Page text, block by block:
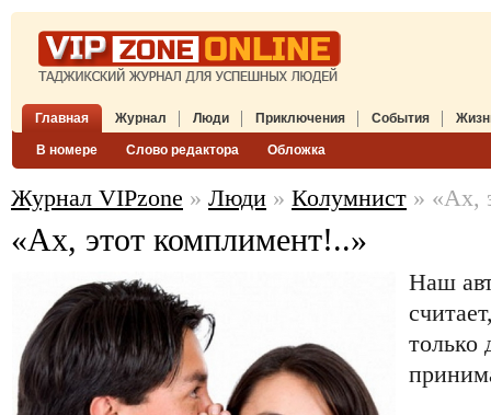
Главная Журнал
В номере Слово редактора Обложка
Люди Приключения События
Журнал VIPzone » Люди » Колумнист » «Ах,
«Ах, этот комплимент!..»
Наш
только